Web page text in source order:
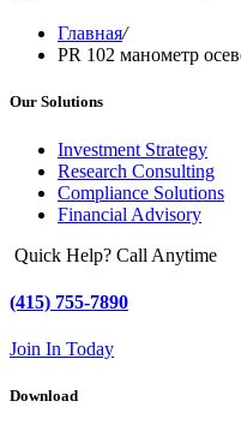
Главная/
PR 102 манометр
Our Solutions
Investment Strategy
Research Consulting
Compliance Solutions
Financial Advisory
Quick Help? Call Anytime
(415) 755-7890
Join In Today
Download